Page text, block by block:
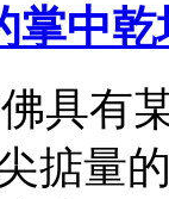
掌中乾
具有
掂量